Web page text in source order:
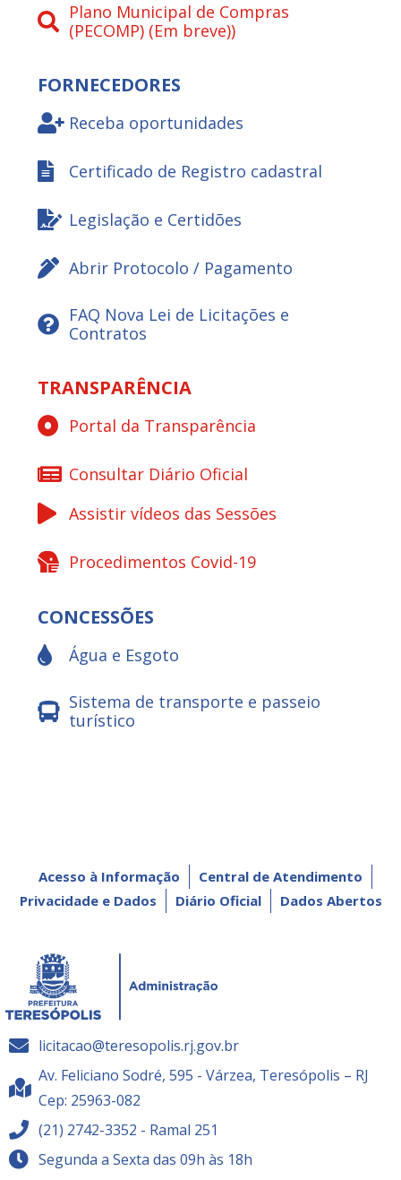
Plano Municipal de Compras
(PECOMP) (Em breve))
FORNECEDORES
Receba oportunidades
Certificado de Registro cadastral
Legislação e Certidões
Abrir Protocolo / Pagamento
FAQ Nova Lei de Licitações e
Contratos
TRANSPARÊNCIA
Portal da Transparência
Consultar Diário Oficial
Assistir vídeos das Sessões
Procedimentos Covid-19
CONCESSÕES
Água e Esgoto
Sistema de transporte e passeio
turístico
Acesso à Informação
Central de Atendimento
Privacidade e Dados
Diário Oficial Dados Abertos
licitacao@teresopolis.rj.gov.br
Av. Feliciano Sodré, 595 - Várzea, Teresópolis – RJ
Cep: 25963-082
(21) 2742-3352 - Ramal 251
Segunda a Sexta das 09h às 18h